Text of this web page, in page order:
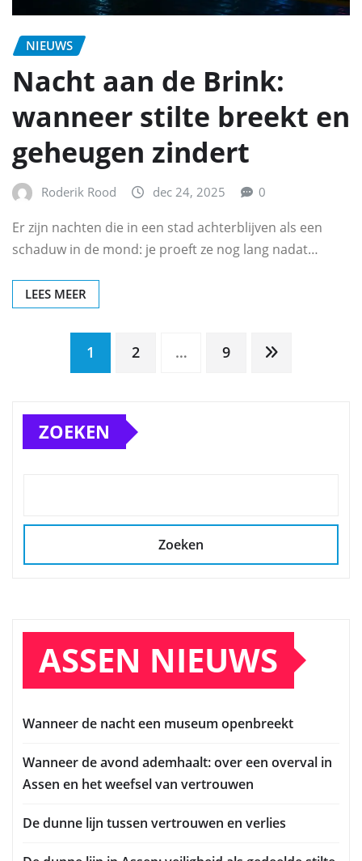
NIEUWS
Nacht aan de Brink:
wanneer stilte breekt en
geheugen zindert
Roderik Rood dec 24, 2025 0
Er zijn nachten die in een stad achterblijven als een
schaduw in de mond: je proeft ze nog lang nadat…
LEES MEER
Berichten
paginering
1 2 … 9
ZOEKEN
Zoeken
ASSEN NIEUWS
Wanneer de nacht een museum openbreekt
Wanneer de avond ademhaalt: over een overval in
Assen en het weefsel van vertrouwen
De dunne lijn tussen vertrouwen en verlies